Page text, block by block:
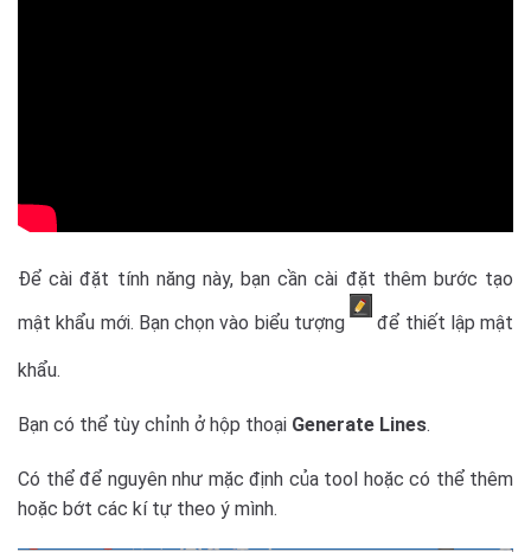
Để cài đặt tính năng này, bạn cần cài đặt thêm bước tạo
mật khẩu mới. Bạn chọn vào biểu tượng
để thiết lập mật
khẩu.
Bạn có thể tùy chỉnh ở hộp thoại Generate Lines.
Có thể để nguyên như mặc định của tool hoặc có thể thêm
hoặc bớt các kí tự theo ý mình.